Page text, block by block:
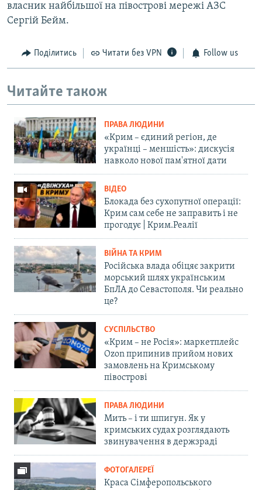
власник найбільшої на півострові мережі АЗС
Сергій Бейм.
Поділитись Читати без VPN Follow us
Читайте також
ПРАВА ЛЮДИНИ
«Крим – єдиний регіон, де
українці – меншість»: дискусія
навколо нової пам'ятної дати
ВІДЕО
Блокада без сухопутної операції:
Крим сам себе не заправить і не
прогодує | Крим.Реалії
ВІЙНА ТА КРИМ
Російська влада обіцяє закрити
морський шлях українським
БпЛА до Севастополя. Чи реально
це?
СУСПІЛЬСТВО
«Крим – не Росія»: маркетплейс
Ozon припинив прийом нових
замовлень на Кримському
півострові
ПРАВА ЛЮДИНИ
Мить – і ти шпигун. Як у
кримських судах розглядають
звинувачення в держзраді
ФОТОГАЛЕРЕЇ
Краса Сімферопольського